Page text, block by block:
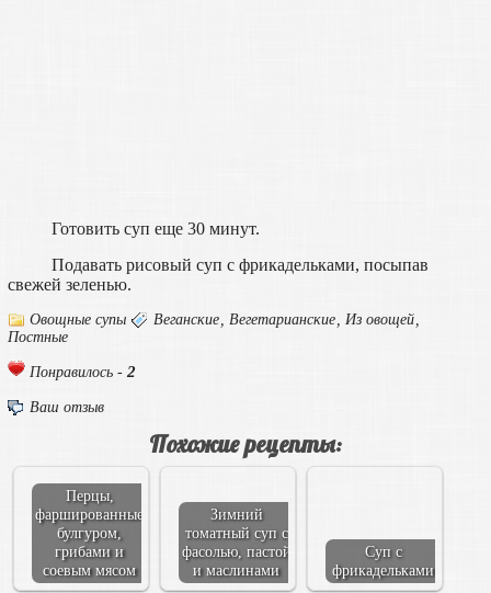
Готовить суп еще 30 минут.
Подавать рисовый суп с фрикадельками, посыпав
свежей зеленью.
Овощные супы Веганские Вегетарианские Из овощей
Постные
Понравилось -2
Ваш отзыв
Похожие рецепты:
Перцы,
фаршированные
булгуром,
грибами и
соевым мясом
Зимний
томатный суп с
фасолью, пастой
и маслинами
Суп с
фрикадельками